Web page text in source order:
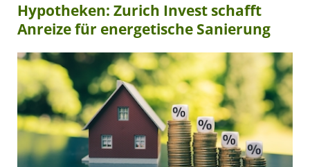
Hypotheken: Zurich Invest schafft
Anreize für energetische Sanierung